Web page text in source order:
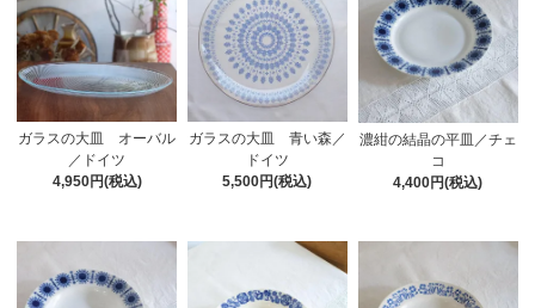
ガラスの大皿 オーバル
／ドイツ
4,950円(税込)
ガラスの大皿 青い森／
ドイツ
5,500円(税込)
濃紺の結晶の平皿／チェ
コ
4,400円(税込)